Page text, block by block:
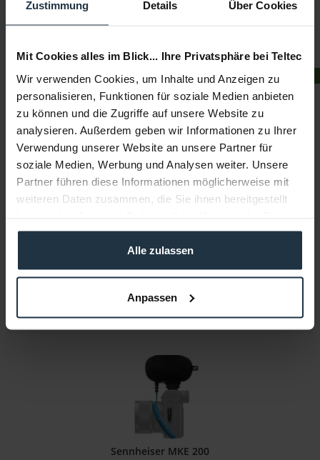
Zustimmung Details Über Cookies
Mit Cookies alles im Blick... Ihre Privatsphäre bei Teltec
Wir verwenden Cookies, um Inhalte und Anzeigen zu
personalisieren, Funktionen für soziale Medien anbieten
zu können und die Zugriffe auf unsere Website zu
analysieren. Außerdem geben wir Informationen zu Ihrer
Verwendung unserer Website an unsere Partner für
soziale Medien, Werbung und Analysen weiter. Unsere
Partner führen diese Informationen möglicherweise mit
weiteren Daten zusammen, die Sie ihnen bereitgestellt
gesammelt haben.
Alle zulassen
Anpassen
2-3 Wochen ab Bestellung
Atomos Ninja Ultra
5,2" 8Kp30 HDR Monitor & Rekorder mit 1000 nits
Artikelnummer: 12314148
€ 687,99
Brutto: € 818,71
Sennheiser MKE 200